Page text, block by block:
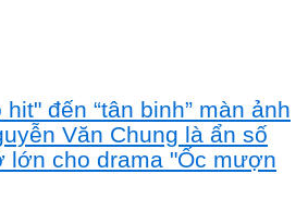
đến “tân binh” màn ảnh
Văn Chung là ẩn số
lớn cho drama "Ốc mượn